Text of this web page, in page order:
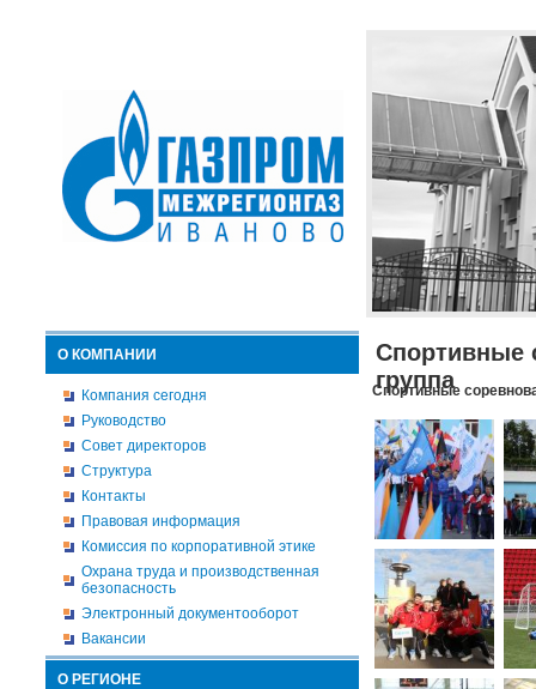
О КОМПАНИИ
Компания сегодня
Руководство
Совет директоров
Структура
Контакты
Правовая информация
Комиссия по корпоративной этике
Охрана труда и производственная
безопасность
Электронный документооборот
Вакансии
О РЕГИОНЕ
Спортивные
группа
Спортивные